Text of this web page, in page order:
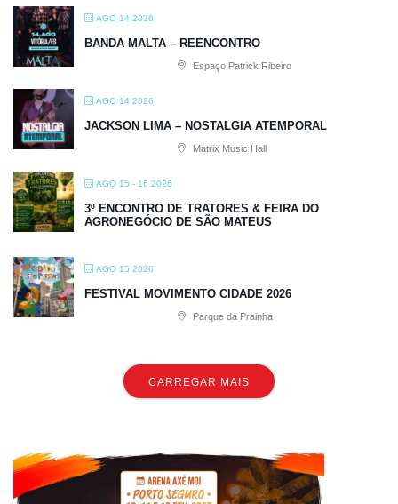
AGO 14 2026
BANDA MALTA – REENCONTRO
Espaço Patrick Ribeiro
AGO 14 2026
JACKSON LIMA – NOSTALGIA ATEMPORAL
Matrix Music Hall
AGO 15 - 16 2026
3º ENCONTRO DE TRATORES & FEIRA DO
AGRONEGÓCIO DE SÃO MATEUS
AGO 15 2026
FESTIVAL MOVIMENTO CIDADE 2026
Parque da Prainha
CARREGAR MAIS